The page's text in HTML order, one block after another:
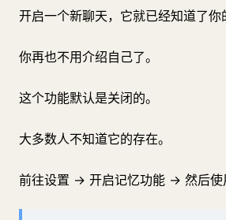
开启一个新聊天，它就已经知道了你
你再也不用介绍自己了。
这个功能默认是关闭的。
大多数人不知道它的存在。
前往设置 → 开启记忆功能 → 然后使